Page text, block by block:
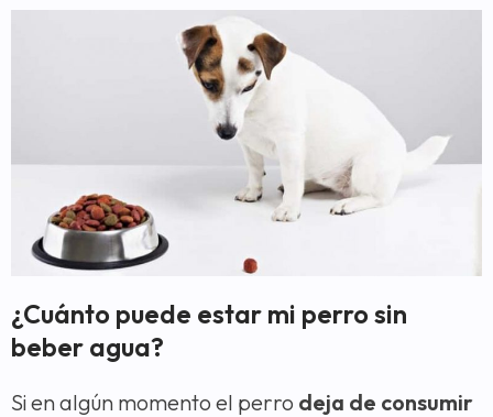
¿Cuánto puede estar mi perro sin
beber agua?
Si en algún momento el perro deja de consumir